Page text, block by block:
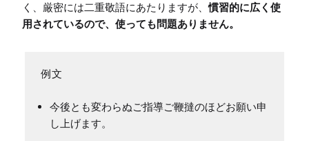
く、厳密には二重敬語にあたりますが、慣習的に広く使
用されているので、使っても問題ありません。
今後とも変わらぬご指導ご鞭撻のほどお願い申
し上げます。